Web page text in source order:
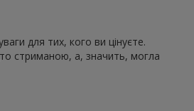
для тих, кого ви цінуєте.
стриманою, а, значить, могла